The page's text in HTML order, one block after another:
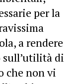
per la
a rendere
di
che non vi